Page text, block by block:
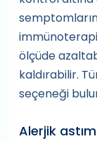
ölçüde
kaldırabilir.
seçeneği
Alerjik